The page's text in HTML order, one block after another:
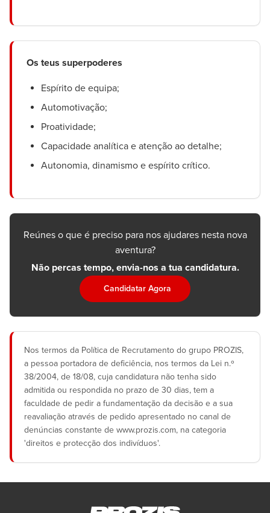
Os teus superpoderes
Espírito de equipa;
Automotivação;
Proatividade;
Capacidade analítica e atenção ao detalhe;
Autonomia, dinamismo e espírito crítico.
Reúnes o que é preciso para nos ajudares nesta nova
aventura?
Não percas tempo, envia-nos a tua candidatura.
Candidatar Agora
Nos termos da Política de Recrutamento do grupo PROZIS,
a pessoa portadora de deficiência, nos termos da Lei n.º
38/2004, de 18/08, cuja candidatura não tenha sido
admitida ou respondida no prazo de 30 dias, tem a
faculdade de pedir a fundamentação da decisão e a sua
reavaliação através de pedido apresentado no canal de
denúncias constante de www.prozis.com, na categoria
'direitos e protecção dos indivíduos'.